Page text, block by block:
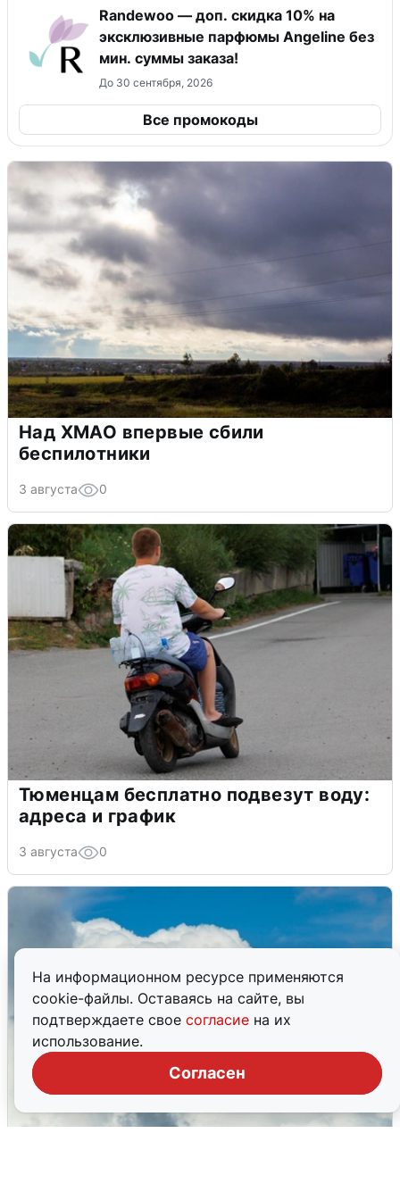
На информационном ресурсе применяются
cookie-файлы. Оставаясь на сайте, вы
подтверждаете свое согласие на их
использование.
Согласен
Randewoo — доп. скидка 10% на
эксклюзивные парфюмы Angeline без
мин. суммы заказа!
До 30 сентября, 2026
Все промокоды
Над ХМАО впервые сбили
беспилотники
3 августа 0
Тюменцам бесплатно подвезут воду:
адреса и график
3 августа 0